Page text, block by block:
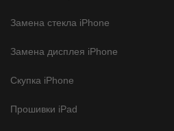
Замена стекла iPhone
Замена дисплея iPhone
Скупка iPhone
Прошивки iPad